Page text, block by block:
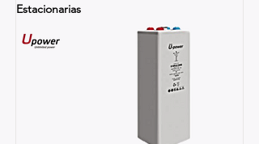
Estacionarias